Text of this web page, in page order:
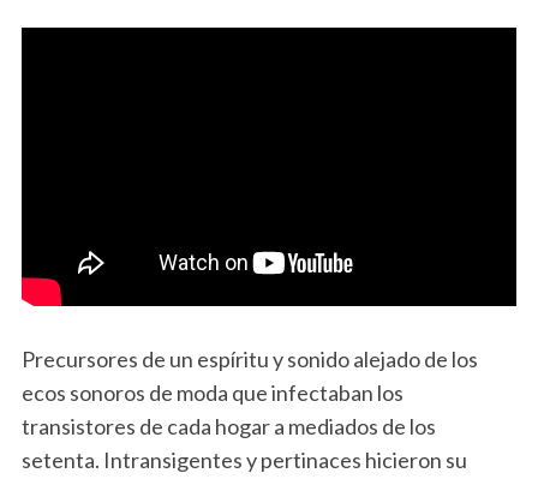
Precursores de un espíritu y sonido alejado de los
ecos sonoros de moda que infectaban los
transistores de cada hogar a mediados de los
setenta. Intransigentes y pertinaces hicieron su